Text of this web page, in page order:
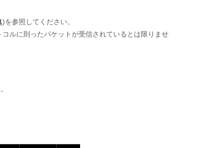
)を参照してください。
ルに則ったパケットが受信されているとは限りませ